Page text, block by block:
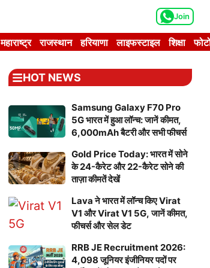
Join
महाराष्ट्र राजस्थान हरियाणा लाइफस्टाइल शिक्षा
HOT NEWS
Samsung Galaxy F70 Pro
5G भारत में हुआ लॉन्च: जानें कीमत,
6,000mAh बैटरी और सभी फीचर्स
Gold Price Today: भारत में सोने
के 24-कैरेट और 22-कैरेट सोने की
ताज़ा कीमतें देखें
Lava ने भारत में लॉन्च किए Virat
V1 और Virat V1 5G, जानें कीमत,
फीचर्स और सेल डेट
RRB JE Recruitment 2026:
4,098 जूनियर इंजीनियर पदों पर